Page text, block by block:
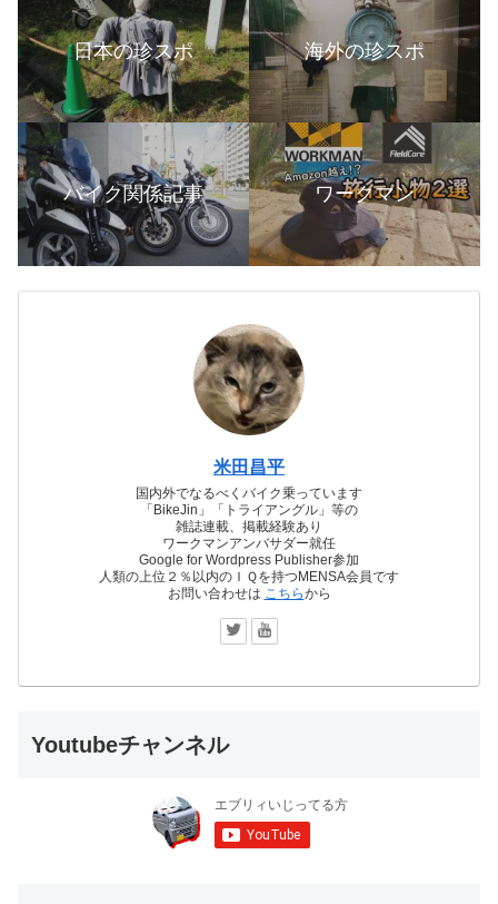
日本の珍スポ 海外の珍スポ
バイク関係記事 ワークマン
米田昌平
国内外でなるべくバイク乗っています
「BikeJin」「トライアングル」等の
雑誌連載、掲載経験あり
ワークマンアンバサダー就任
Google for Wordpress Publisher参加
人類の上位２％以内のＩＱを持つMENSA会員です
お問い合わせは こちらから
Youtubeチャンネル